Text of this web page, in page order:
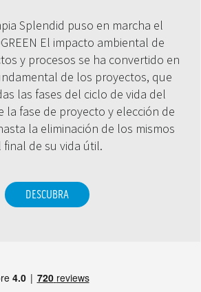
Splendid puso en marcha el
El impacto ambiental de
y procesos se ha convertido en
de los proyectos, que
las fases del ciclo de vida del
la fase de proyecto y elección de
la eliminación de los mismos
final de su vida útil.
DESCUBRA